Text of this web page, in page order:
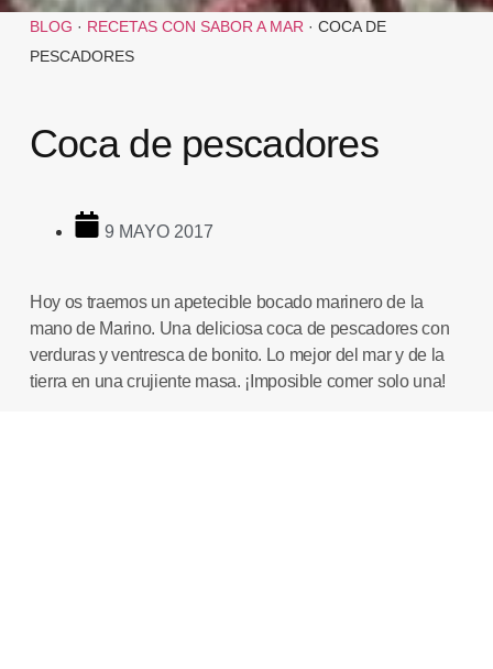
BLOG · RECETAS CON SABOR A MAR· COCA DE
PESCADORES
Coca de pescadores
9 MAYO 2017
Hoy os traemos un apetecible bocado marinero de la
mano de Marino. Una deliciosa coca de pescadores con
verduras y ventresca de bonito. Lo mejor del mar y de la
tierra en una crujiente masa. ¡Imposible comer solo una!